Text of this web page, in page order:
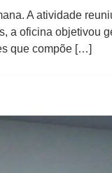
A atividade
a oficina objetivou
que compõe […]